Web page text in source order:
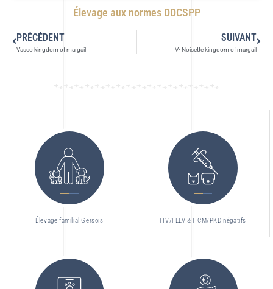
Élevage aux normes DDCSPP
PRÉCÉDENT
Vasco kingdom of margail
SUIVANT
V- Noisette kingdom of margail
Élevage familial Gersois FIV/FELV & HCM/PKD négatifs